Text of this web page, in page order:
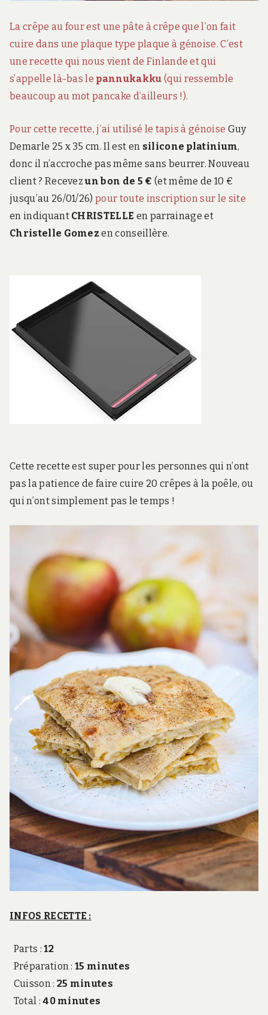
La crêpe au four est une pâte à crêpe que l’on fait
cuire dans une plaque type plaque à génoise. C’est
une recette qui nous vient de Finlande et qui
s’appelle là-bas le pannukakku (qui ressemble
beaucoup au mot pancake d’ailleurs !).
Pour cette recette, j’ai utilisé le tapis à génoise Guy
Demarle 25 x 35 cm. Il est en silicone platinium,
donc il n’accroche pas même sans beurrer. Nouveau
client ? Recevezun bon de 5 € (et même de 10 €
jusqu’au 26/01/26)pour toute inscription sur le site
en indiquant CHRISTELLE en parrainage et
Christelle Gomez en conseillère.
Cette recette est super pour les personnes qui n’ont
pas la patience de faire cuire 20 crêpes à la poêle, ou
qui n’ont simplement pas le temps !
INFOS RECETTE :
Parts :12
Préparation :15 minutes
Cuisson : 25 minutes
Total :40 minutes